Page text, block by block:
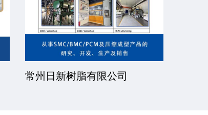
常州日新树脂有限公司